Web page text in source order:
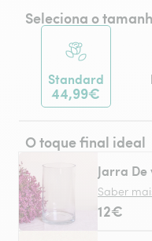
Seleciona o
Standard
44,99€
O toque final ideal
Jarra
Saber
12€